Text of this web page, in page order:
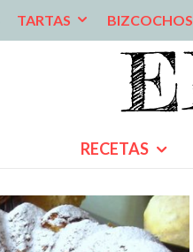
TARTAS BIZCOCHOS
RECETAS